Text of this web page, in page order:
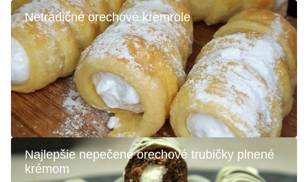
Netradičné orechové kremrole
Najlepšie nepečené orechové trubičky plnené
krémom